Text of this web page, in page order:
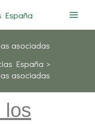
asociadas
España
asociadas
los